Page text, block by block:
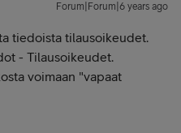
Forum|Forum|6 years ago
tiedoista tilausoikeudet.
- Tilausoikeudet.
voimaan "vapaat